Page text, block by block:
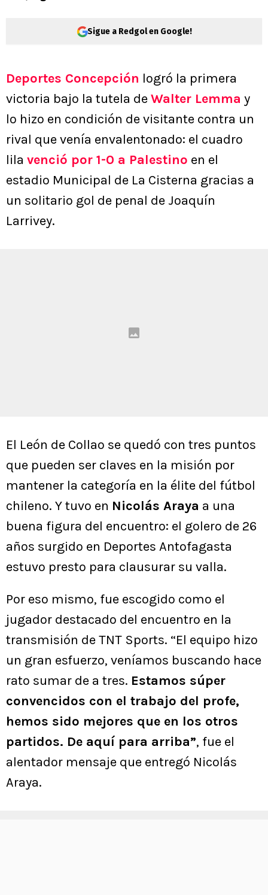
Sigue a Redgol en Google!
Deportes Concepción logró la primera
victoria bajo la tutela deWalter Lemma y
lo hizo en condición de visitante contra un
rival que venía envalentonado: el cuadro
lila venció por 1-0 a Palestino en el
estadio Municipal de La Cisterna gracias a
un solitario gol de penal de Joaquín
Larrivey.
El León de Collao se quedó con tres puntos
que pueden ser claves en la misión por
mantener la categoría en la élite del fútbol
chileno. Y tuvo en Nicolás Araya a una
buena figura del encuentro: el golero de 26
años surgido en Deportes Antofagasta
estuvo presto para clausurar su valla.
Por eso mismo, fue escogido como el
jugador destacado del encuentro en la
transmisión de TNT Sports. “El equipo hizo
un gran esfuerzo, veníamos buscando hace
rato sumar de a tres. Estamos súper
convencidos con el trabajo del profe,
hemos sido mejores que en los otros
partidos. De aquí para arriba”, fue el
alentador mensaje que entregó Nicolás
Araya.